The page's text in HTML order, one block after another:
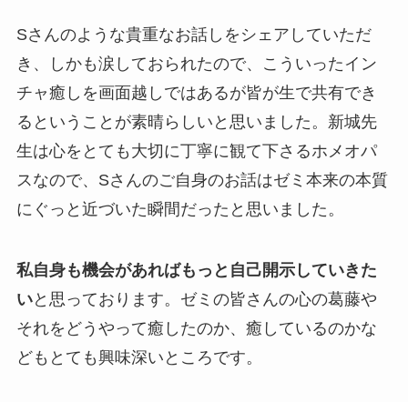
Sさんのような貴重なお話しをシェアしていただ
き、しかも涙しておられたので、こういったイン
チャ癒しを画面越しではあるが皆が生で共有でき
るということが素晴らしいと思いました。新城先
生は心をとても大切に丁寧に観て下さるホメオパ
スなので、Sさんのご自身のお話はゼミ本来の本質
にぐっと近づいた瞬間だったと思いました。
私自身も機会があればもっと自己開示していきた
いと思っております。ゼミの皆さんの心の葛藤や
それをどうやって癒したのか、癒しているのかな
どもとても興味深いところです。